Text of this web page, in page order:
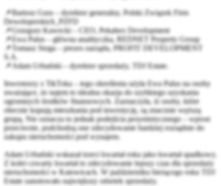
📌Bartosz Guss – dyrektor generalny, Polski Związek Firm
Deweloperskich_PZFD
📌Grzegorz Kawecki – CEO, Pekabex Development
📌Ewa Palus – główna analityczka, REDNET Property Group
📌Tomasz Stoga – prezes zarządu, PROFIT DEVELOPMENT
S.A.
📌Adam Urbański – dyrektor sprzedaży,
TDJ Estate.
Inwestorzy z TikToka – tego określenia użyła Ewa Palus na osoby
uważające, że najem to idealna okazja do szybkiego uzyskania
ogromnych środków finansowych. Zaznaczyła, iż osoby, które
obecnie kupują mieszkania pod inwestycję, są znacznie węższą
grupą. Nie oznacza to jednak podejścia pesymistycznego – wprost
przeciwnie, podchodzą one zdecydowanie bardziej rozsądnie do
zakupu nieruchomości pod wynajem.
Adam Urbański wskazał trzeci kwartał roku jako kwartał spadkowy.
Z kolei czwarty kwartał to zdecydowanie lepszy czas dla sprzedaży
nieruchomości w Katowicach. W październiku bieżącego roku TDJ
Estate zanotowało największy odsetek sprzedaży.